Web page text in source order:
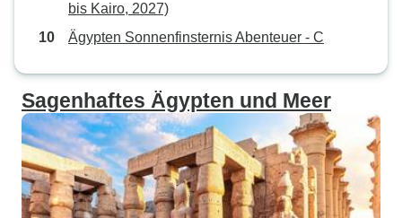
bis Kairo, 2027)
Ägypten Sonnenfinsternis Abenteuer - C
Sagenhaftes Ägypten und Meer